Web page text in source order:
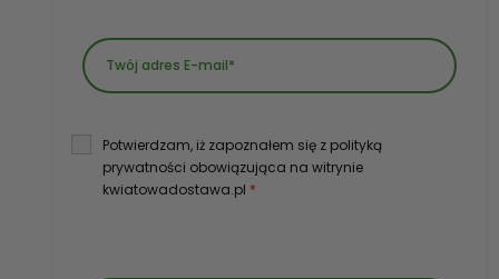
Potwierdzam, iż zapoznałem się z polityką
prywatności obowiązująca na witrynie
kwiatowadostawa.pl *